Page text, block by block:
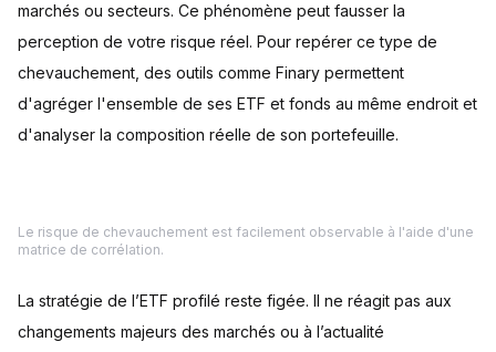
marchés ou secteurs. Ce phénomène peut fausser la
perception de votre risque réel. Pour repérer ce type de
chevauchement, des outils comme Finary permettent
d'agréger l'ensemble de ses ETF et fonds au même endroit et
d'analyser la composition réelle de son portefeuille.
Le risque de chevauchement est facilement observable à l'aide d'une
matrice de corrélation.
La stratégie de l’ETF profilé reste figée. Il ne réagit pas aux
changements majeurs des marchés ou à l’actualité